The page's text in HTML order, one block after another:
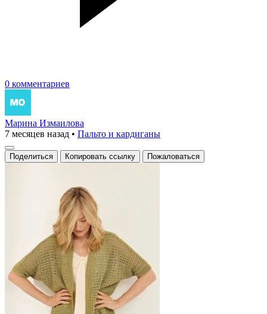
0 комментариев
Марина Измаилова
7 месяцев назад • Пальто и кардиганы
Поделиться Копировать ссылку Пожаловаться